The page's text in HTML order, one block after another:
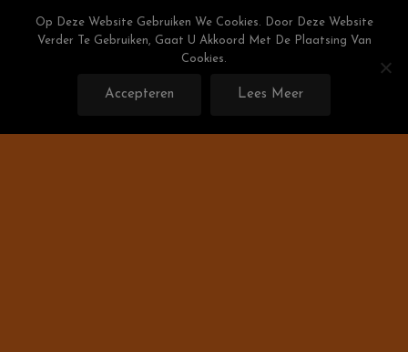
Weight Watchers Puntenlijst
Gratis De Weight Watchers Punten Berekenen!
Op Deze Website Gebruiken We Cookies. Door Deze Website
Verder Te Gebruiken, Gaat U Akkoord Met De Plaatsing Van
Cookies.
Accepteren Lees Meer